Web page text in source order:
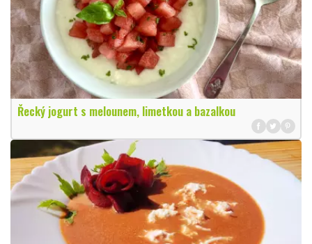
Řecký jogurt s melounem, limetkou a bazalkou